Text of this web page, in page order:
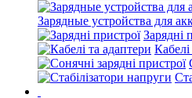
Зарядные устройства для
Зарядні